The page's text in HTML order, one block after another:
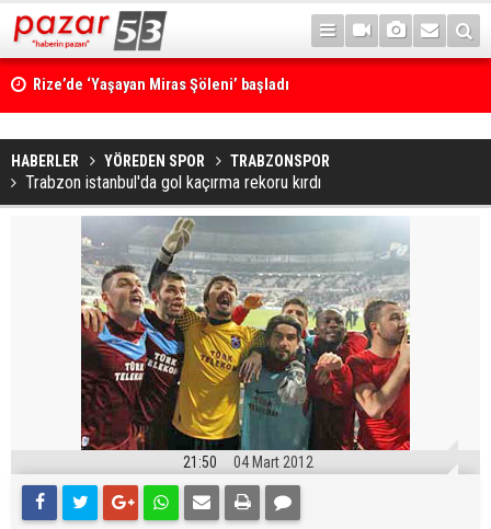
Rize’de ‘Yaşayan Miras Şöleni’ başladı
HABERLER YÖREDEN SPOR TRABZONSPOR
Trabzon istanbul'da gol kaçırma rekoru kırdı
21:50 04 Mart 2012